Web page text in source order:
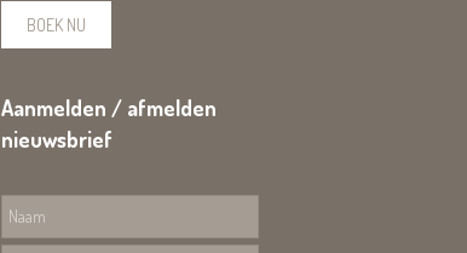
BOEK NU
Aanmelden / afmelden
nieuwsbrief